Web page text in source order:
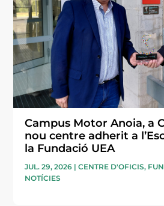
Campus Motor Anoia, a
nou centre adherit a
la Fundació UEA
JUL. 29, 2026 |CENTRE D'OFICIS,
NOTÍCIES